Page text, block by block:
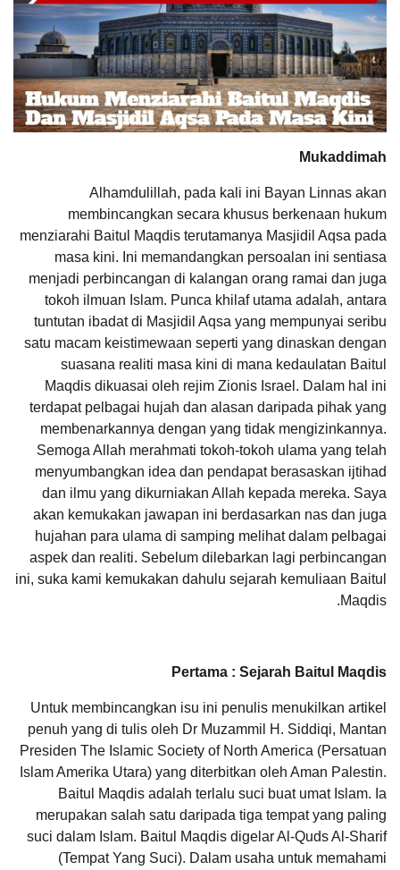
Mukaddimah
Alhamdulillah, pada kali ini Bayan Linnas akan
membincangkan secara khusus berkenaan hukum
menziarahi Baitul Maqdis terutamanya Masjidil Aqsa pada
masa kini. Ini memandangkan persoalan ini sentiasa
menjadi perbincangan di kalangan orang ramai dan juga
tokoh ilmuan Islam. Punca khilaf utama adalah, antara
tuntutan ibadat di Masjidil Aqsa yang mempunyai seribu
satu macam keistimewaan seperti yang dinaskan dengan
suasana realiti masa kini di mana kedaulatan Baitul
Maqdis dikuasai oleh rejim Zionis Israel. Dalam hal ini
terdapat pelbagai hujah dan alasan daripada pihak yang
membenarkannya dengan yang tidak mengizinkannya.
Semoga Allah merahmati tokoh-tokoh ulama yang telah
menyumbangkan idea dan pendapat berasaskan ijtihad
dan ilmu yang dikurniakan Allah kepada mereka. Saya
akan kemukakan jawapan ini berdasarkan nas dan juga
hujahan para ulama di samping melihat dalam pelbagai
aspek dan realiti. Sebelum dilebarkan lagi perbincangan
ini, suka kami kemukakan dahulu sejarah kemuliaan Baitul
Maqdis.
Pertama : Sejarah Baitul Maqdis
Untuk membincangkan isu ini penulis menukilkan artikel
penuh yang di tulis oleh Dr Muzammil H. Siddiqi, Mantan
Presiden The Islamic Society of North America (Persatuan
Islam Amerika Utara) yang diterbitkan oleh Aman Palestin.
Baitul Maqdis adalah terlalu suci buat umat Islam. Ia
merupakan salah satu daripada tiga tempat yang paling
suci dalam Islam. Baitul Maqdis digelar Al-Quds Al-Sharif
(Tempat Yang Suci). Dalam usaha untuk memahami